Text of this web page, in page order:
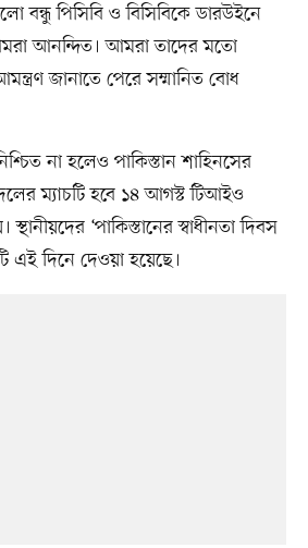
বন্ধু পিসিবি ও বিসিবিকে ডারউইনে
আনন্দিত। আমরা তাদের মতো
জানাতে পেরে সম্মানিত বোধ
না হলেও পাকিস্তান শাহিনসের
ম্যাচটি হবে ১৪ আগস্ট টিআইও
স্থানীয়দের ‘পাকিস্তানের স্বাধীনতা দিবস
এই দিনে দেওয়া হয়েছে।